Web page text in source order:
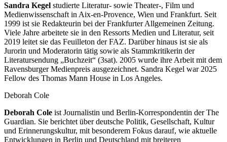
Sandra Kegel studierte Literatur- sowie Theater-, Film und
Medienwissenschaft in Aix-en-Provence, Wien und Frankfurt. Seit
1999 ist sie Redakteurin bei der Frankfurter Allgemeinen Zeitung.
Viele Jahre arbeitete sie in den Ressorts Medien und Literatur, seit
2019 leitet sie das Feuilleton der FAZ. Darüber hinaus ist sie als
Jurorin und Moderatorin tätig sowie als Stammkritikerin der
Literatursendung „Buchzeit“ (3sat). 2005 wurde ihre Arbeit mit dem
Ravensburger Medienpreis ausgezeichnet. Sandra Kegel war 2025
Fellow des Thomas Mann House in Los Angeles.
Deborah Cole
Deborah Cole ist Journalistin und Berlin-Korrespondentin der The
Guardian. Sie berichtet über deutsche Politik, Gesellschaft, Kultur
und Erinnerungskultur, mit besonderem Fokus darauf, wie aktuelle
Entwicklungen in Berlin und Deutschland mit breiteren